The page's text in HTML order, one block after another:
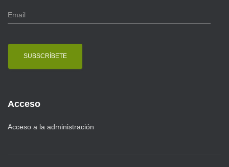
E
m
Acceso
Acceso a la administración